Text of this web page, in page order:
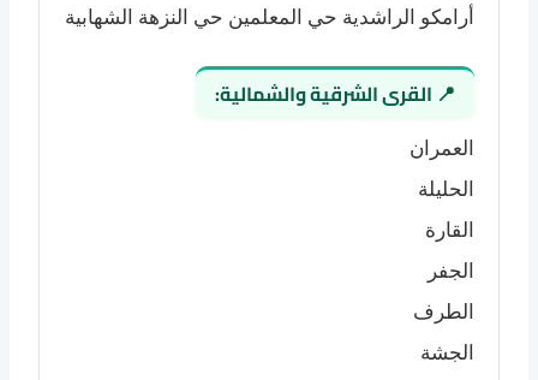
أرامكو الراشدية حي المعلمين حي النزهة الشهابية
📍 القرى الشرقية والشمالية:
العمران
الحليلة
القارة
الجفر
الطرف
الجشة